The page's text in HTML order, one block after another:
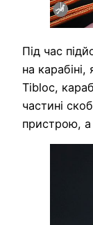
Під час
на
Tibloc,
частині
пристрою, а